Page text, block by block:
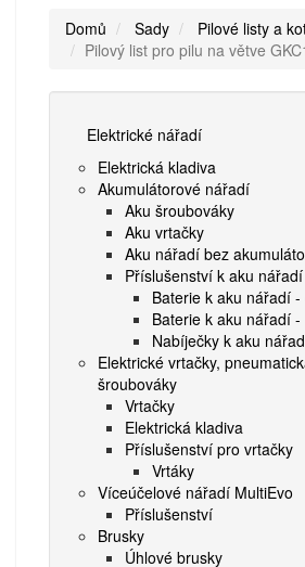
Domů Sady
Pilové listy a
Pilový list pro pilu na větve
Elektrické nářadí
Elektrická kladiva
Akumulátorové nářadí
Aku šroubováky
Aku vrtačky
Aku nářadí bez
Příslušenství k aku nářadí
Baterie k aku nářadí
Baterie k aku nářadí
Nabíječky k aku
Elektrické vrtačky,
šroubováky
Vrtačky
Elektrická kladiva
Příslušenství pro vrtačky
Vrtáky
Víceúčelové nářadí MultiEvo
Příslušenství
Brusky
Úhlové brusky